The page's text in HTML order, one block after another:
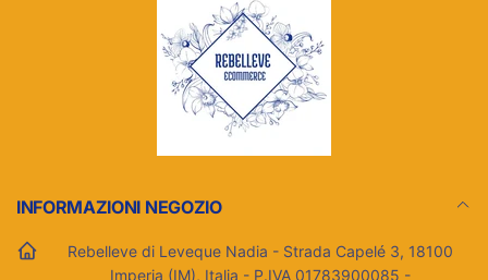
INFORMAZIONI NEGOZIO
Rebelleve di Leveque Nadia - Strada Capelé 3, 18100
Imperia (IM), Italia - P.IVA 01783900085 -